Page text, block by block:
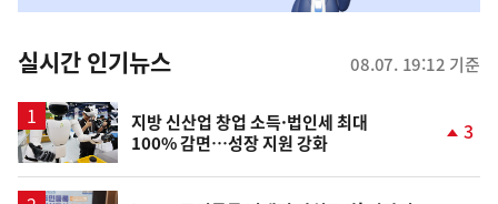
뉴
스
실시간 인기뉴스 08.07. 19:12 기준
지방 신산업 창업 소득·법인세 최대
100% 감면…성장 지원 강화
3